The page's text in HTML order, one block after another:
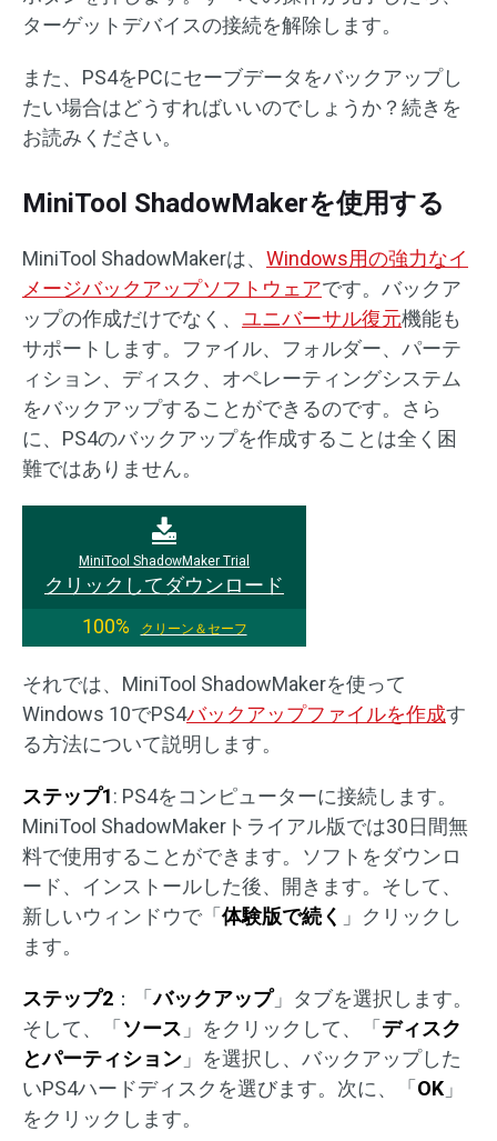
ターゲットデバイスの接続を解除します。
また、PS4をPCにセーブデータをバックアップし
たい場合はどうすればいいのでしょうか？続きを
お読みください。
MiniTool ShadowMakerを使用する
MiniTool ShadowMakerは、 Windows用の強力なイ
メージバックアップソフトウェアです。バックア
ップの作成だけでなく、 ユニバーサル復元機能も
サポートします。ファイル、フォルダー、パーテ
ィション、ディスク、オペレーティングシステム
をバックアップすることができるのです。さら
に、PS4のバックアップを作成することは全く困
難ではありません。
MiniTool ShadowMaker Trial
クリックしてダウンロード
100%
クリーン＆セーフ
それでは、MiniTool ShadowMakerを使って
Windows 10でPS4バックアップファイルを作成す
る方法について説明します。
ステップ1: PS4をコンピューターに接続します。
MiniTool ShadowMakerトライアル版では30日間無
料で使用することができます。ソフトをダウンロ
ード、インストールした後、開きます。そして、
新しいウィンドウで「 体験版で続く 」クリックし
ます。
ステップ2 ：「バックアップ」タブを選択します。
そして、「 ソース 」をクリックして、「 ディスク
とパーティション 」を選択し、バックアップした
いPS4ハードディスクを選びます。次に、「 OK 」
をクリックします。